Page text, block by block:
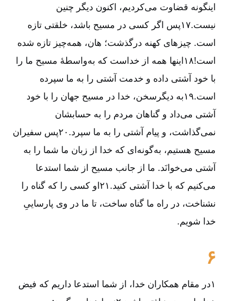
اینگونه قضاوت می‌کردیم، اکنون دیگر چنین
نیست.۱۷پس اگر کسی در مسیح باشد، خلقتی تازه
است. چیزهای کهنه درگذشت؛ هان، همه‌چیز تازه شده
است!۱۸اینها همه از خداست که به‌واسطۀ مسیح ما را
با خود آشتی داده و خدمت آشتی را به ما سپرده
است.۱۹به دیگر‌سخن، خدا در مسیح جهان را با خود
آشتی می‌داد و گناهان مردم را به حسابشان
نمی‌گذاشت، و پیام آشتی را به ما سپرد.۲۰پس سفیران
مسیح هستیم، به‌گونه‌ای که خدا از زبان ما شما را به
آشتی می‌خوانَد. ما از جانب مسیح از شما استدعا
می‌کنیم که با خدا آشتی کنید.۲۱او کسی را که گناه را
نشناخت، در راه ما گناه ساخت، تا ما در وی پارساییِ
خدا شویم.
۶
۱در مقام همکاران خدا، از شما استدعا داریم که فیض